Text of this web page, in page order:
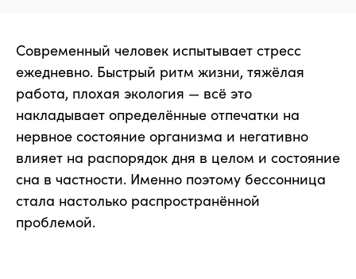
Современный человек испытывает стресс
ежедневно. Быстрый ритм жизни, тяжёлая
работа, плохая экология — всё это
накладывает определённые отпечатки на
нервное состояние организма и негативно
влияет на распорядок дня в целом и состояние
сна в частности. Именно поэтому бессонница
стала настолько распространённой
проблемой.